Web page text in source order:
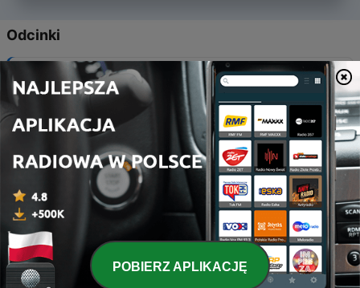
Odcinki
Prompt na miłość, odc20S05
11 cze 2026
129 - Przestań gadać jak terapeuta, odc19S05
Jak żyć (w związku) po zdradzie? odc18S05
05 mar 2026
- Zwierz się komuś, poczuj ulgę, odc17S05
17 lut 2026
126 - asertywność, odc16S05
POBIERZ APLIKACJĘ